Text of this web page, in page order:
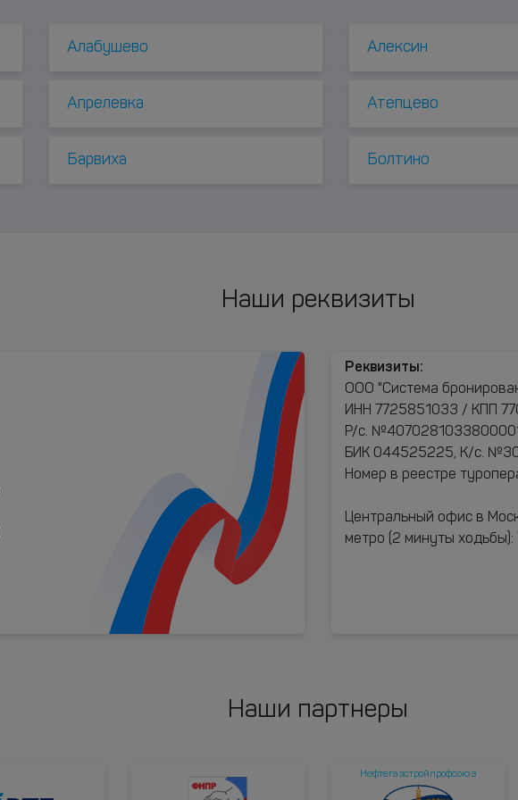
Алабушево Алексин
Апрелевка Атепцево
Барвиха Болтино
Наши реквизиты
Реквизиты:
ООО "Система
ИНН 7725851033 / КПП
Р/с.
БИК 044525225, К/с.
Номер в реестре
Центральный офис в
метро (2 минуты
Наши партнеры
Нефтегазстройпрофсоюз